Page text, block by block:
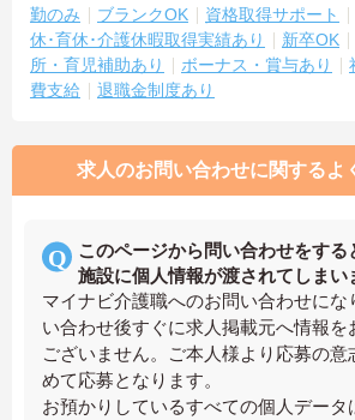
勤のみ
ブランクOK 資格取得サポート
休･育休･介護休暇取得実績あり
新卒OK
所・育児補助あり
ボーナス・賞与あり
費支給
退職金制度あり
求人のお問い合わせに関するよ
このページから問い合わせをする
施設に個人情報が渡されてしまい
マイナビ介護職へのお問い合わせにな
い合わせ後すぐに求人掲載元へ情報を
ございません。ご本人様より応募の意
めて応募となります。
お預かりしているすべての個人データ